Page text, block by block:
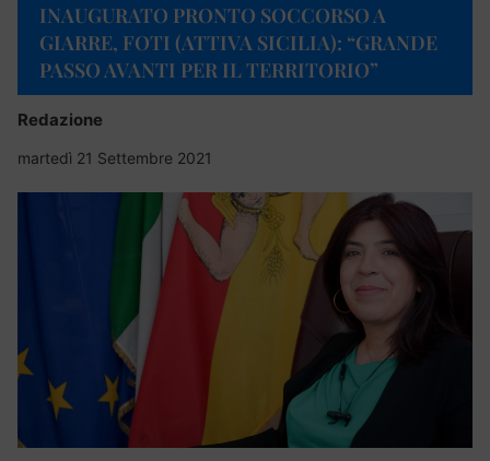
INAUGURATO PRONTO SOCCORSO A
GIARRE, FOTI (ATTIVA SICILIA): “GRANDE
PASSO AVANTI PER IL TERRITORIO”
Redazione
martedì 21 Settembre 2021